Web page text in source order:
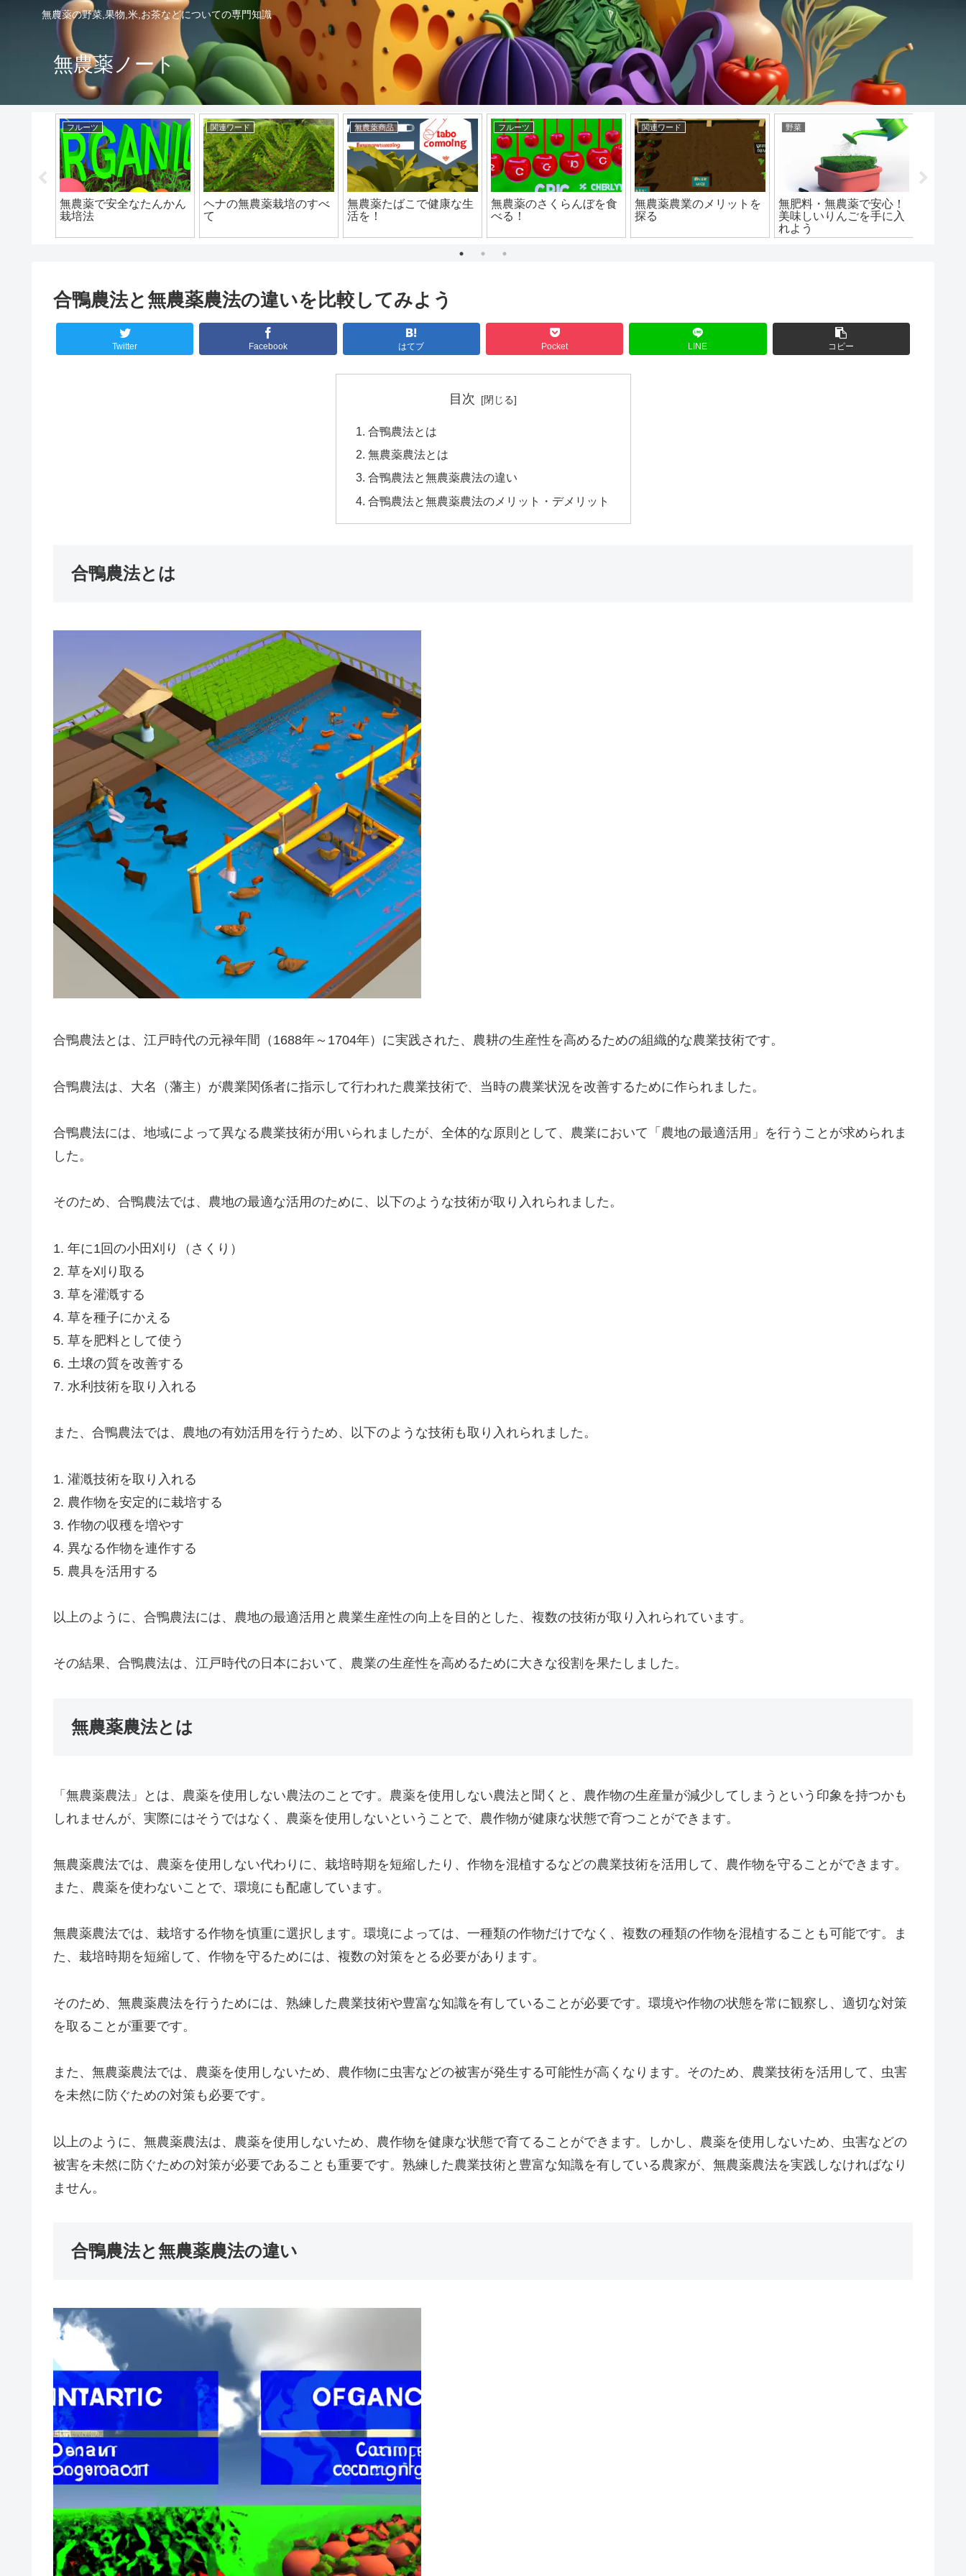
無農薬の野菜,果物,米,お茶などについての専門知識
無農薬ノート
フルーツ
無農薬で安全なたんかん
栽培法
関連ワード
ヘナの無農薬栽培のすべ
て
無農薬商品
無農薬たばこで健康な生
活を！
フルーツ
無農薬のさくらんぼを食
べる！
関連ワード
無農薬農業のメリットを
探る
野菜
無肥料・無農薬で安心！
美味しいりんごを手に入
れよう
合鴨農法と無農薬農法の違いを比較してみよう
Twitter Facebook はてブ Pocket LINE コピー
目次
合鴨農法とは
無農薬農法とは
合鴨農法と無農薬農法の違い
合鴨農法と無農薬農法のメリット・デメリット
合鴨農法とは
合鴨農法とは、江戸時代の元禄年間（1688年～1704年）に実践された、農耕の生産性を高めるための組織的な農業技術です。
合鴨農法は、大名（藩主）が農業関係者に指示して行われた農業技術で、当時の農業状況を改善するために作られました。
合鴨農法には、地域によって異なる農業技術が用いられましたが、全体的な原則として、農業において「農地の最適活用」を行うことが求められま
した。
そのため、合鴨農法では、農地の最適な活用のために、以下のような技術が取り入れられました。
1. 年に1回の小田刈り（さくり）
2. 草を刈り取る
3. 草を灌漑する
4. 草を種子にかえる
5. 草を肥料として使う
6. 土壌の質を改善する
7. 水利技術を取り入れる
また、合鴨農法では、農地の有効活用を行うため、以下のような技術も取り入れられました。
1. 灌漑技術を取り入れる
2. 農作物を安定的に栽培する
3. 作物の収穫を増やす
4. 異なる作物を連作する
5. 農具を活用する
以上のように、合鴨農法には、農地の最適活用と農業生産性の向上を目的とした、複数の技術が取り入れられています。
その結果、合鴨農法は、江戸時代の日本において、農業の生産性を高めるために大きな役割を果たしました。
無農薬農法とは
「無農薬農法」とは、農薬を使用しない農法のことです。農薬を使用しない農法と聞くと、農作物の生産量が減少してしまうという印象を持つかも
しれませんが、実際にはそうではなく、農薬を使用しないということで、農作物が健康な状態で育つことができます。
無農薬農法では、農薬を使用しない代わりに、栽培時期を短縮したり、作物を混植するなどの農業技術を活用して、農作物を守ることができます。
また、農薬を使わないことで、環境にも配慮しています。
無農薬農法では、栽培する作物を慎重に選択します。環境によっては、一種類の作物だけでなく、複数の種類の作物を混植することも可能です。ま
た、栽培時期を短縮して、作物を守るためには、複数の対策をとる必要があります。
そのため、無農薬農法を行うためには、熟練した農業技術や豊富な知識を有していることが必要です。環境や作物の状態を常に観察し、適切な対策
を取ることが重要です。
また、無農薬農法では、農薬を使用しないため、農作物に虫害などの被害が発生する可能性が高くなります。そのため、農業技術を活用して、虫害
を未然に防ぐための対策も必要です。
以上のように、無農薬農法は、農薬を使用しないため、農作物を健康な状態で育てることができます。しかし、農薬を使用しないため、虫害などの
被害を未然に防ぐための対策が必要であることも重要です。熟練した農業技術と豊富な知識を有している農家が、無農薬農法を実践しなければなり
ません。
合鴨農法と無農薬農法の違い